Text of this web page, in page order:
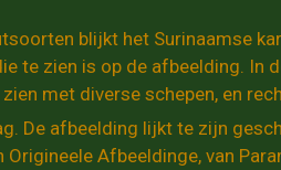
blijkt het Surinaamse
te zien is op de afbeelding. In
met diverse schepen, en
De afbeelding lijkt te zijn
Origineele Afbeeldinge, van